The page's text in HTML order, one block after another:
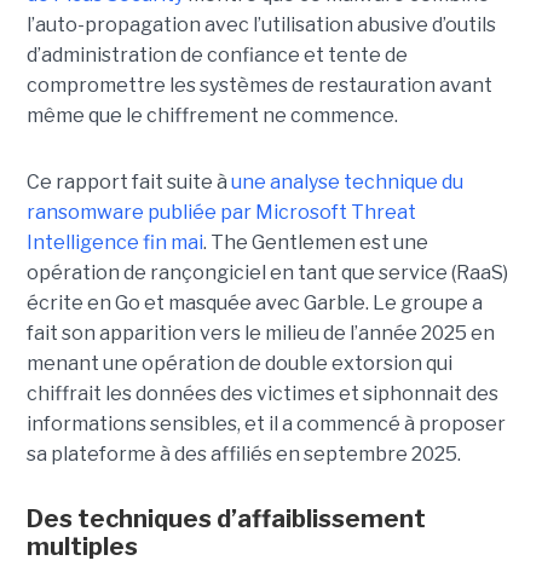
l’auto-propagation avec l’utilisation abusive d’outils
d’administration de confiance et tente de
compromettre les systèmes de restauration avant
même que le chiffrement ne commence.
Ce rapport fait suite à une analyse technique du
ransomware publiée par Microsoft Threat
Intelligence fin mai. The Gentlemen est une
opération de rançongiciel en tant que service (RaaS)
écrite en Go et masquée avec Garble. Le groupe a
fait son apparition vers le milieu de l’année 2025 en
menant une opération de double extorsion qui
chiffrait les données des victimes et siphonnait des
informations sensibles, et il a commencé à proposer
sa plateforme à des affiliés en septembre 2025.
Des techniques d’affaiblissement
multiples